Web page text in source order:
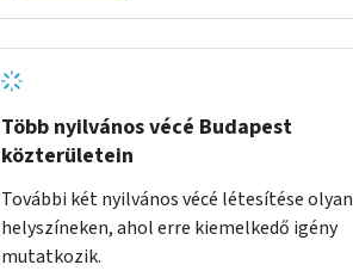
Több nyilvános vécé Budapest
közterületein
További két nyilvános vécé létesítése olyan
helyszíneken, ahol erre kiemelkedő igény
mutatkozik.